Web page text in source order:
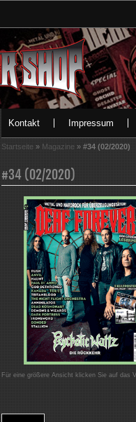
Kontakt Impressum
Startseite » Magazine » #34 (02/2020)
#34 (02/2020)
Für eine größere Ansicht klicken Sie auf das